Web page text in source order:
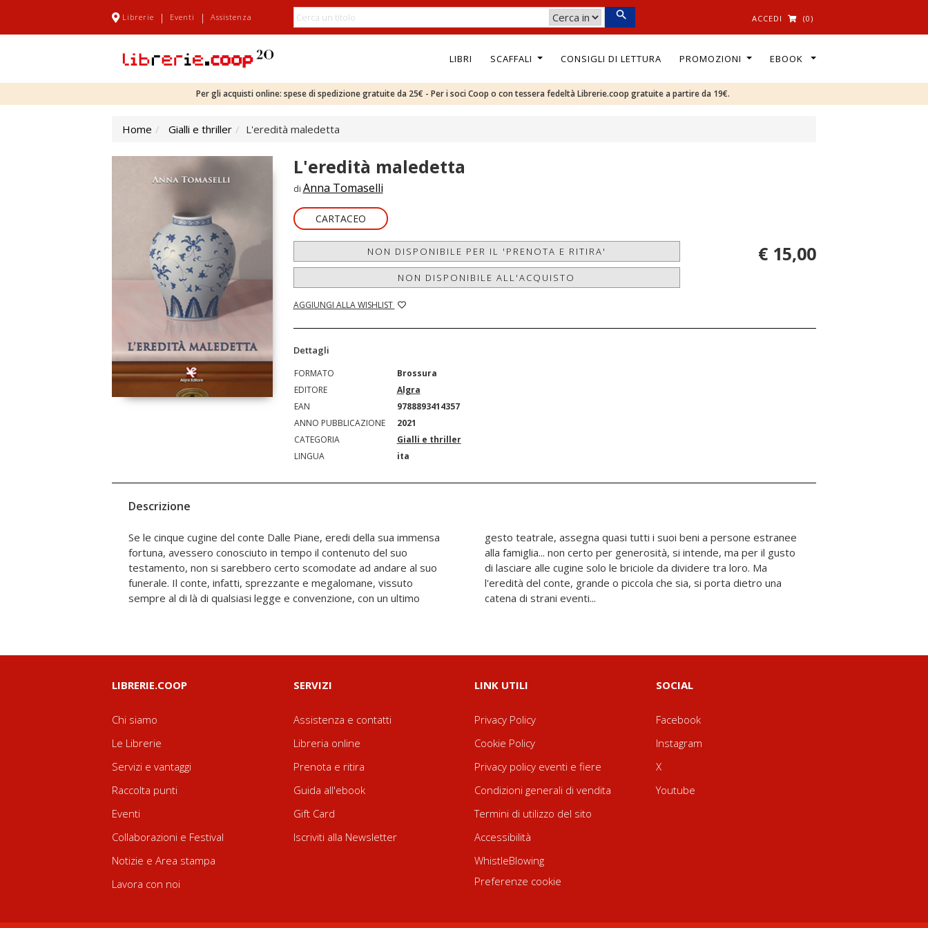
Librerie | Eventi | Assistenza ACCEDI (0)
LIBRI SCAFFALI CONSIGLI DI LETTURA PROMOZIONI EBOOK
Per gli acquisti online: spese di spedizione gratuite da 25€ - Per i soci Coop o con tessera fedeltà Librerie.coop gratuite a partire da 19€.
Home Gialli e thriller L'eredità maledetta
L'eredità maledetta
di Anna Tomaselli
CARTACEO
NON DISPONIBILE PER IL 'PRENOTA E RITIRA'
NON DISPONIBILE ALL'ACQUISTO
AGGIUNGI ALLA WISHLIST
€ 15,00
Dettagli
FORMATO
Brossura
EDITORE
Algra
EAN
9788893414357
ANNO PUBBLICAZIONE
2021
CATEGORIA
Gialli e thriller
LINGUA
ita
Descrizione
Se le cinque cugine del conte Dalle Piane, eredi della sua immensa
fortuna, avessero conosciuto in tempo il contenuto del suo
testamento, non si sarebbero certo scomodate ad andare al suo
funerale. Il conte, infatti, sprezzante e megalomane, vissuto
sempre al di là di qualsiasi legge e convenzione, con un ultimo
gesto teatrale, assegna quasi tutti i suoi beni a persone estranee
alla famiglia... non certo per generosità, si intende, ma per il gusto
di lasciare alle cugine solo le briciole da dividere tra loro. Ma
l'eredità del conte, grande o piccola che sia, si porta dietro una
catena di strani eventi...
LIBRERIE.COOP
Chi siamo
Le Librerie
Servizi e vantaggi
Raccolta punti
Eventi
Collaborazioni e Festival
Notizie e Area stampa
Lavora con noi
SERVIZI
Assistenza e contatti
Libreria online
Prenota e ritira
Guida all'ebook
Gift Card
Iscriviti alla Newsletter
LINK UTILI
Privacy Policy
Cookie Policy
Privacy policy eventi e fiere
Condizioni generali di vendita
Termini di utilizzo del sito
Accessibilità
WhistleBlowing
Preferenze cookie
SOCIAL
Facebook
Instagram
X
Youtube